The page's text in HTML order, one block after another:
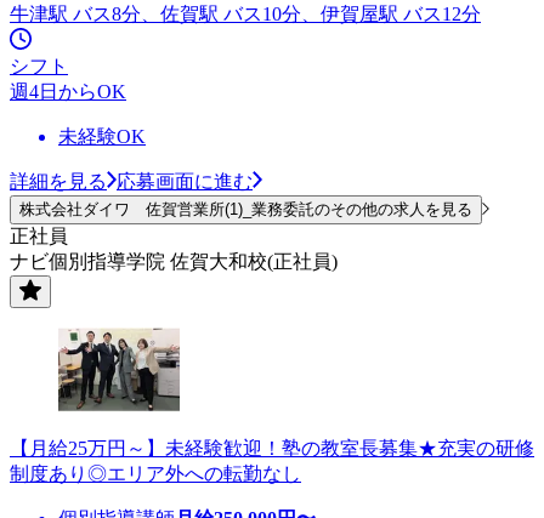
牛津駅 バス8分、佐賀駅 バス10分、伊賀屋駅 バス12分
シフト
週4日からOK
未経験OK
詳細を見る 応募画面に進む
株式会社ダイワ 佐賀営業所(1)_業務委託のその他の求人を見る
正社員
ナビ個別指導学院 佐賀大和校(正社員)
【月給25万円～】未経験歓迎！塾の教室長募集★充実の研修
制度あり◎エリア外への転勤なし